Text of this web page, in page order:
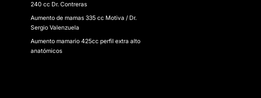
240 cc Dr. Contreras
Aumento de mamas 335 cc Motiva / Dr.
Sergio Valenzuela
Aumento mamario 425cc perfil extra alto
anatómicos